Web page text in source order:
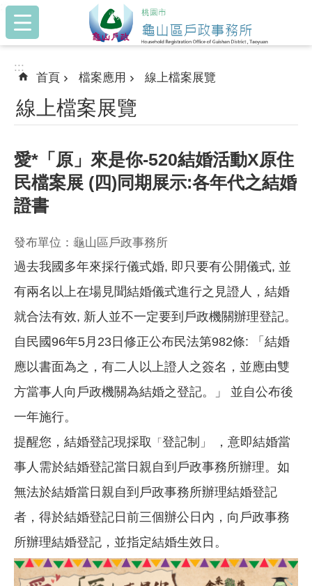
跳到主要內容區塊
:::
:::
首頁 檔案應用 線上檔案展覽
線上檔案展覽
愛*「原」來是你-520結婚活動X原住
民檔案展 (四)同期展示:各年代之結婚
證書
發布單位：龜山區戶政事務所
過去我國多年來採行儀式婚, 即只要有公開儀式, 並
有兩名以上在場見聞結婚儀式進行之見證人，結婚
就合法有效, 新人並不一定要到戶政機關辦理登記。
自民國96年5月23日修正公布民法第982條: 「結婚
應以書面為之，有二人以上證人之簽名，並應由雙
方當事人向戶政機關為結婚之登記。」 並自公布後
一年施行。
提醒您，結婚登記現採取
「登記制 」
，意即結婚當
事人需於結婚登記當日親自到戶政事務所辦理。如
無法於結婚當日親自到戶政事務所辦理結婚登記
者，得於結婚登記日前三個辦公日內，向戶政事務
所辦理結婚登記，並指定結婚生效日。